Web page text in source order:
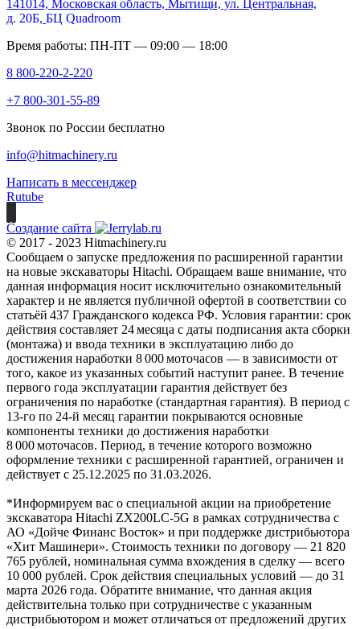
141014, Московская область, Мытищи, ул. Центральная,
д. 20Б, БЦ Quadroom
Время работы: ПН-ПТ — 09:00 — 18:00
8 800-220-2-220
+7 800-301-55-89
Звонок по России бесплатно
info@hitmachinery.ru
Написать в мессенджер
Rutube
Создание сайта
© 2017 - 2023 Hitmachinery.ru
Сообщаем о запуске предложения по расширенной гарантии
на новые экскаваторы Hitachi. Обращаем ваше внимание, что
данная информация носит исключительно ознакомительный
характер и не является публичной офертой в соответствии со
статьёй 437 Гражданского кодекса РФ. Условия гарантии: срок
действия составляет 24 месяца с даты подписания акта сборки
(монтажа) и ввода техники в эксплуатацию либо до
достижения наработки 8 000 моточасов — в зависимости от
того, какое из указанных событий наступит ранее. В течение
первого года эксплуатации гарантия действует без
ограничения по наработке (стандартная гарантия). В период с
13‑го по 24‑й месяц гарантии покрываются основные
компоненты техники до достижения наработки
8 000 моточасов. Период, в течение которого возможно
оформление техники с расширенной гарантией, ограничен и
действует с 25.12.2025 по 31.03.2026.
*Информируем вас о специальной акции на приобретение
экскаватора Hitachi ZX200LC-5G в рамках сотрудничества с
АО «Дойче Финанс Восток» и при поддержке дистрибьютора
«Хит Машинери». Стоимость техники по договору — 21 820
765 рублей, номинальная сумма вхождения в сделку — всего
10 000 рублей. Срок действия специальных условий — до 31
марта 2026 года. Обратите внимание, что данная акция
действительна только при сотрудничестве с указанным
дистрибьютором и может отличаться от предложений других